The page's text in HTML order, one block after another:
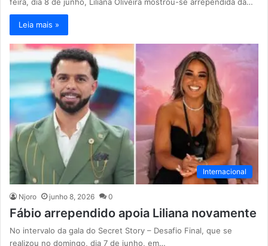
feira, dia 8 de junho, Liliana Oliveira mostrou-se arrependida da…
Leia mais »
Internacional
Njoro junho 8, 2026 0
Fábio arrependido apoia Liliana novamente
No intervalo da gala do Secret Story – Desafio Final, que se
realizou no domingo, dia 7 de junho, em…